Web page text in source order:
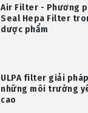
Air Filter - Phương
Seal Hepa Filter
dược phẩm
ULPA filter giải
những môi trường
cao